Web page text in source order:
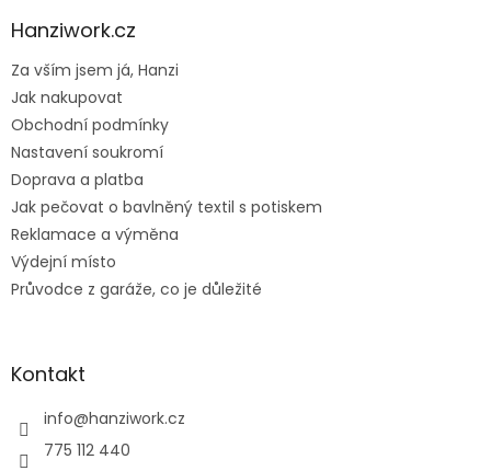
ý
p
u
aHanziwork.cz
Za vším jsem já, Hanzi
Jak nakupovat
Obchodní podmínky
Nastavení soukromí
Doprava a platba
Jak pečovat o bavlněný textil s potiskem
Reklamace a výměna
Výdejní místo
Průvodce z garáže, co je důležité
Kontakt
info@hanziwork.cz
775 112 440